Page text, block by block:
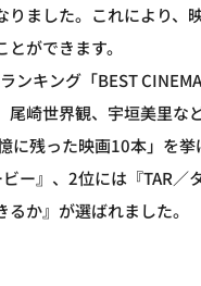
りました。これにより、
ができます。
ンキング「BEST
尾崎世界観、宇垣美里な
に残った映画10本」を挙
ー』、2位には『TAR／
か』が選ばれました。